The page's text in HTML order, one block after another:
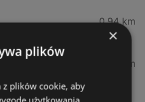
600 Świnoujście
0,94 km
Świnoujście
1,02 km
×
plików
z plików cookie, aby